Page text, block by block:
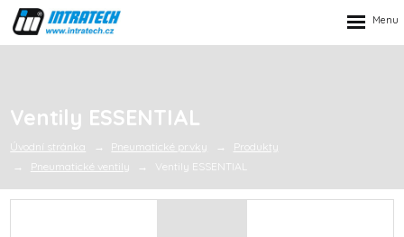
Ventily ESSENTIAL
Úvodní stránka Pneumatické prvky
Produkty
Pneumatické ventily
Ventily ESSENTIAL